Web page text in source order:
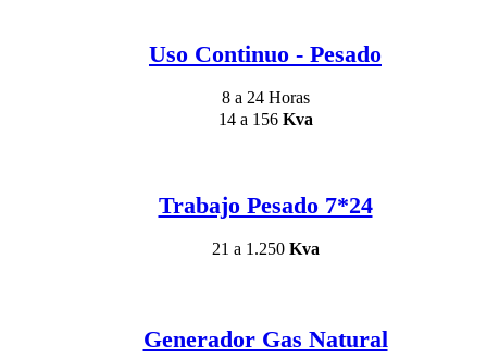
Uso Continuo - Pesado
8 a 24 Horas
14 a 156 Kva
Trabajo Pesado 7*24
21 a 1.250 Kva
Generador Gas Natural